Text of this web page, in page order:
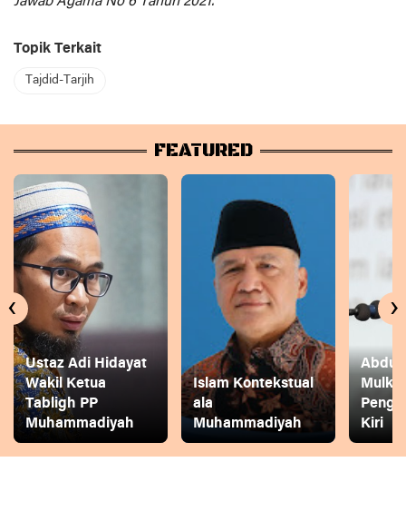
Topik Terkait
Tajdid-Tarjih
FEATURED
Ustaz Adi Hidayat
Wakil Ketua
Tabligh PP
Muhammadiyah
Islam Kontekstual
ala
Muhammadiyah
Abdul
Kiri
‹ ›